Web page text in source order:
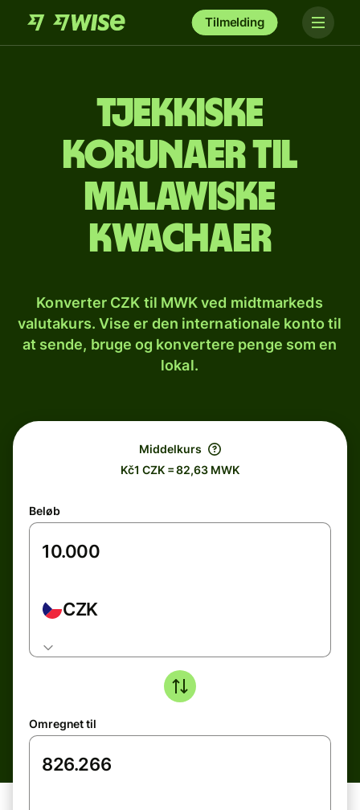
Tilmelding
Tjekkiske
korunaer til
malawiske
kwachaer
Konverter CZK til MWK ved midtmarkeds
valutakurs. Vise er den internationale konto til
at sende, bruge og konvertere penge som en
lokal.
Middelkurs
Kč1 CZK = 82,63 MWK
Beløb
CZK
Omregnet til